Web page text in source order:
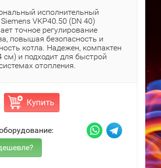
исполнительный
VKP40.50 (DN 40)
точное регулирование
повышая безопасность и
котла. Надежен, компактен
см) и подходит для быстрой
отопления.
Купить